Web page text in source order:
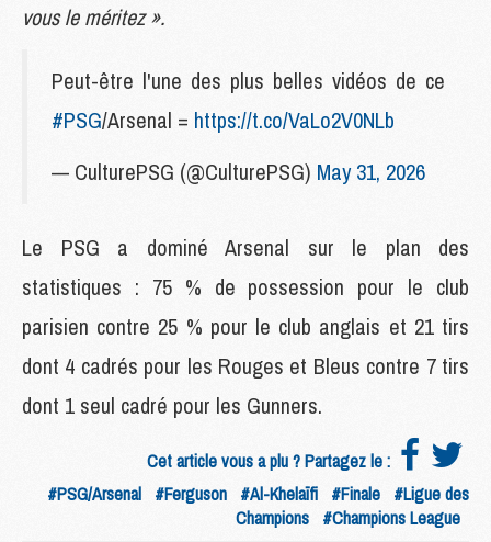
vous le méritez ».
Peut-être l'une des plus belles vidéos de ce
#PSG/Arsenal = https://t.co/VaLo2V0NLb
— CulturePSG (@CulturePSG) May 31, 2026
Le PSG a dominé Arsenal sur le plan des
statistiques : 75 % de possession pour le club
parisien contre 25 % pour le club anglais et 21 tirs
dont 4 cadrés pour les Rouges et Bleus contre 7 tirs
dont 1 seul cadré pour les Gunners.
Cet article vous a plu ? Partagez le :
#PSG/Arsenal #Ferguson #Al-Khelaïfi #Finale #Ligue des
Champions #Champions League